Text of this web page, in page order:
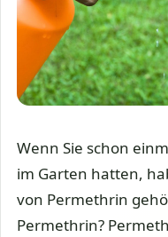
Wenn Sie schon
im Garten hatten,
von Permethrin
Permethrin?